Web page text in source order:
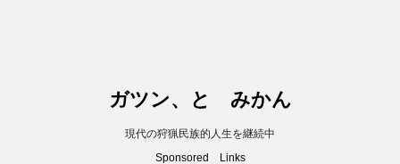
ガツン、と みかん
現代の狩猟民族的人生を継続中
Sponsored Links